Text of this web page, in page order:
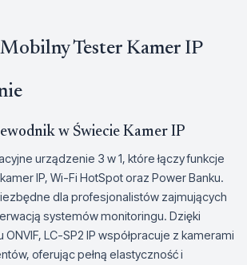
Tester Kamer IP
w Świecie Kamer IP
urządzenie 3 w 1, które łączy funkcje
IP, Wi-Fi HotSpot oraz Power Banku.
dla profesjonalistów zajmujących
systemów monitoringu. Dzięki
LC-SP2 IP współpracuje z kamerami
oferując pełną elastyczność i